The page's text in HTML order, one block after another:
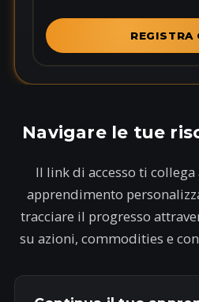
t
s
1
REGISTRA
Navigare le tue
Il link di accesso ti
apprendimento
tracciare il progresso
su azioni, commodities e